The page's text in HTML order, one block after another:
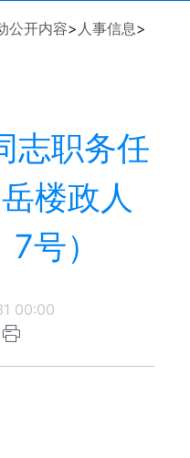
公开内容> 人事信息>
志职务任
楼政人
号）
00:00